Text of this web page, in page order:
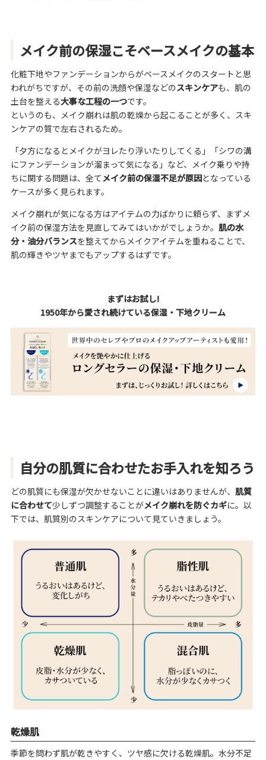
メイク前の保湿こそベースメイクの基本
化粧下地やファンデーションからがベースメイクのスタートと思
われがちですが、その前の洗顔や保湿などのスキンケアも、肌の
土台を整える大事な工程の一つです。
というのも、メイク崩れは肌の乾燥から起こることが多く、スキ
ンケアの質で左右されるため。
「夕方になるとメイクがヨレたり浮いたりしてくる」「シワの溝
にファンデーションが溜まって気になる」など、メイク乗りや持
ちに関する問題は、全て メイク前の保湿不足が原因となっている
ケースが多く見られます。
メイク崩れが気になる方はアイテムの力ばかりに頼らず、まずメ
イク前の保湿方法を見直してみてはいかがでしょうか。 肌の水
分・油分バランスを整えてからメイクアイテムを重ねることで、
肌の輝きやツヤまでもアップするはずです。
まずはお試し!
1950年から愛され続けている保湿・下地クリーム
自分の肌質に合わせたお手入れを知ろう
どの肌質にも保湿が欠かせないことに違いはありませんが、 肌質
に合わせて少しずつ調整することがメイク崩れを防ぐカギに。以
下では、肌質別のスキンケアについて見ていきましょう。
乾燥肌
季節を問わず肌が乾きやすく、ツヤ感に欠ける乾燥肌。水分不足